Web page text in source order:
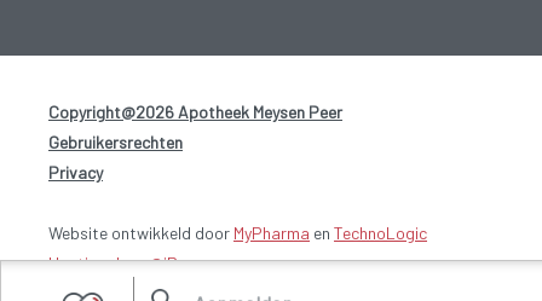
Copyright@2026 Apotheek Meysen Peer
Gebruikersrechten
Privacy-
Website ontwikkeld door MyPharma en TechnoLogic
Hosting door @iPower